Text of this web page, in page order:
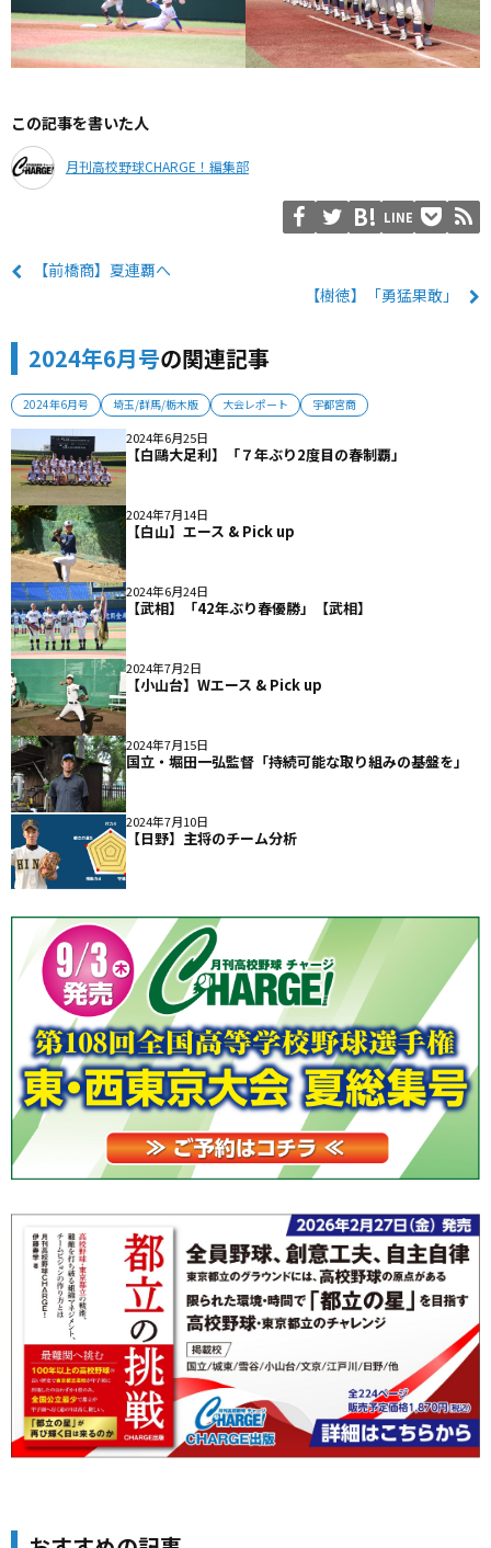
この記事を書いた人
月刊高校野球CHARGE！編集部
LINE
【前橋商】夏連覇へ
【樹徳】「勇猛果敢」
2024年6月号の関連記事
2024年6月号 埼玉/群馬/栃木版 大会レポート 宇都宮商
2024年6月25日
【白鷗大足利】「７年ぶり2度目の春制覇」
2024年7月14日
【白山】エース & Pick up
2024年6月24日
【武相】「42年ぶり春優勝」【武相】
2024年7月2日
【小山台】Wエース & Pick up
2024年7月15日
国立・堀田一弘監督「持続可能な取り組みの基盤を」
2024年7月10日
【日野】主将のチーム分析